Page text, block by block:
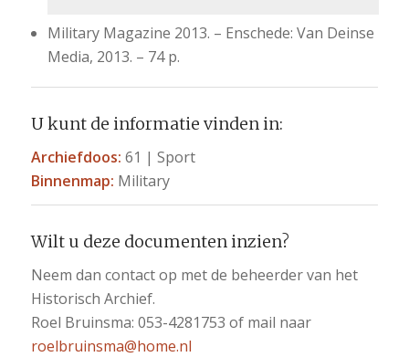
Military Magazine 2013. – Enschede: Van Deinse
Media, 2013. – 74 p.
U kunt de informatie vinden in:
Archiefdoos: 61 | Sport
Binnenmap: Military
Wilt u deze documenten inzien?
Neem dan contact op met de beheerder van het
Historisch Archief.
Roel Bruinsma: 053-4281753 of mail naar
roelbruinsma@home.nl